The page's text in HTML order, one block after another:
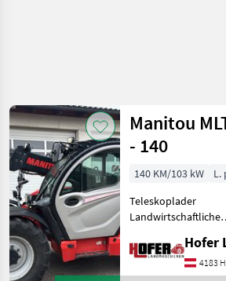
Manitou
- 140
140 KM/103 kW L.
Teleskoplader
Landwirtschaftliche
Steuerkreis,
Ladearmdämpfung, LED
4183